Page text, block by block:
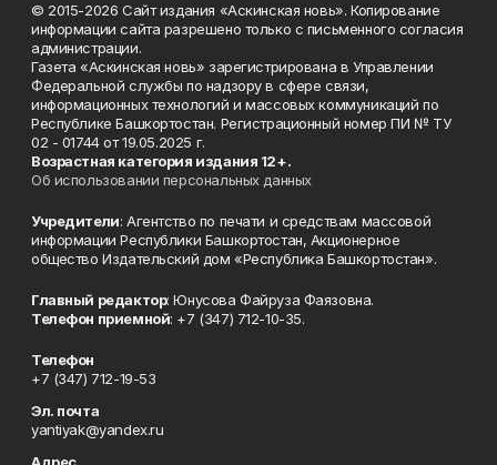
© 2015-2026 Сайт издания «Аскинская новь». Копирование
информации сайта разрешено только с письменного согласия
администрации.
Газета «Аскинская новь» зарегистрирована в Управлении
Федеральной службы по надзору в сфере связи,
информационных технологий и массовых коммуникаций по
Республике Башкортостан. Регистрационный номер ПИ № ТУ
02 - 01744 от 19.05.2025 г.
Возрастная категория издания 12+.
Об использовании персональных данных
Учредители: Агентство по печати и средствам массовой
информации Республики Башкортостан, Акционерное
общество Издательский дом «Республика Башкортостан».
Главный редактор: Юнусова Файруза Фаязовна.
Телефон приемной: +7 (347) 712-10-35.
Телефон
+7 (347) 712-19-53
Эл. почта
yantiyak@yandex.ru